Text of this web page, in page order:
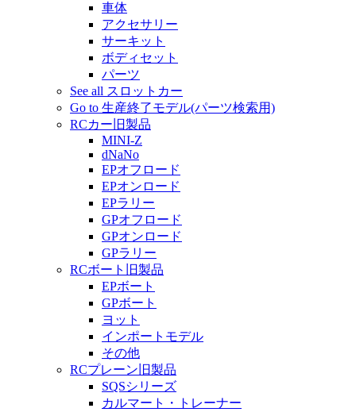
車体
アクセサリー
サーキット
ボディセット
パーツ
See all スロットカー
Go to 生産終了モデル(パーツ検索用)
RCカー旧製品
MINI-Z
dNaNo
EPオフロード
EPオンロード
EPラリー
GPオフロード
GPオンロード
GPラリー
RCボート旧製品
EPボート
GPボート
ヨット
インポートモデル
その他
RCプレーン旧製品
SQSシリーズ
カルマート・トレーナー